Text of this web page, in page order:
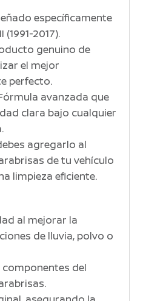
específicamente
2017).
genuino de
el mejor
perfecto.
avanzada que
clara bajo cualquier
agregarlo al
de tu vehículo
limpieza eficiente.
al mejorar la
de lluvia, polvo o
del